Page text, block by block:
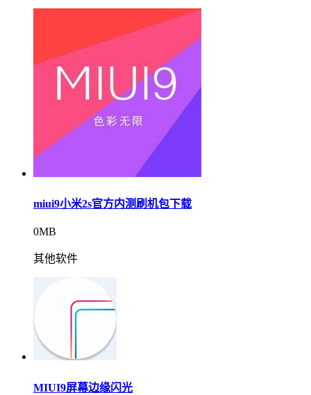
miui9小米2s官方内测刷机包下载
0MB
其他软件
MIUI9屏幕边缘闪光